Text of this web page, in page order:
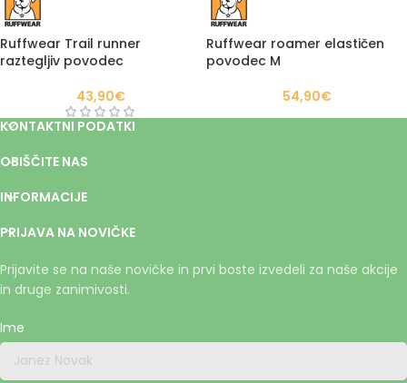
Ruffwear Trail runner
raztegljiv povodec
43,90€
Ruffwear roamer elastičen
povodec M
54,90€
KONTAKTNI PODATKI
OBIŠČITE NAS
INFORMACIJE
PRIJAVA NA NOVIČKE
Prijavite se na naše novičke in prvi boste izvedeli za naše akcije
in druge zanimivosti.
Ime